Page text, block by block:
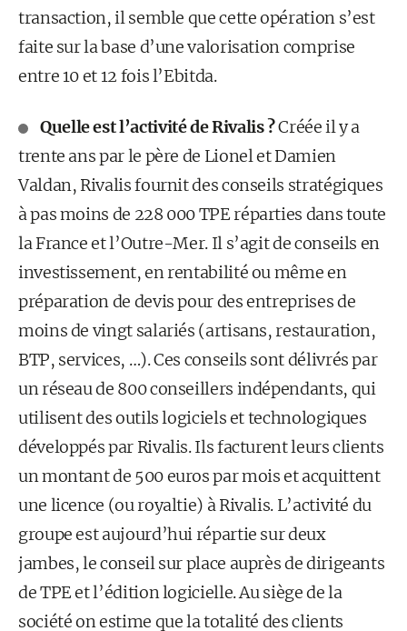
transaction, il semble que cette opération s’est
faite sur la base d’une valorisation comprise
entre 10 et 12 fois l’Ebitda.
Quelle est l’activité de Rivalis ?Créée il y a
trente ans par le père de Lionel et Damien
Valdan, Rivalis fournit des conseils stratégiques
à pas moins de 228 000 TPE réparties dans toute
la France et l’Outre-Mer. Il s’agit de conseils en
investissement, en rentabilité ou même en
préparation de devis pour des entreprises de
moins de vingt salariés (artisans, restauration,
BTP, services, …). Ces conseils sont délivrés par
un réseau de 800 conseillers indépendants, qui
utilisent des outils logiciels et technologiques
développés par Rivalis. Ils facturent leurs clients
un montant de 500 euros par mois et acquittent
une licence (ou royaltie) à Rivalis. L’activité du
groupe est aujourd’hui répartie sur deux
jambes, le conseil sur place auprès de dirigeants
de TPE et l’édition logicielle. Au siège de la
société on estime que la totalité des clients